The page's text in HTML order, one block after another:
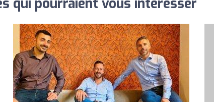
qui pourraient vous intéresser